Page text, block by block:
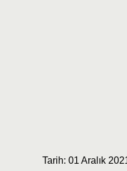
Tarih: 01 Aralık